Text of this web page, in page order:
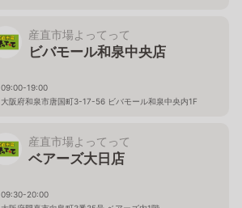
産直市場よってって
ビバモール和泉中央店
09:00-19:00
大阪府和泉市唐国町3-17-56 ビバモール和泉中央内1F
産直市場よってって
ベアーズ大日店
09:30-20:00